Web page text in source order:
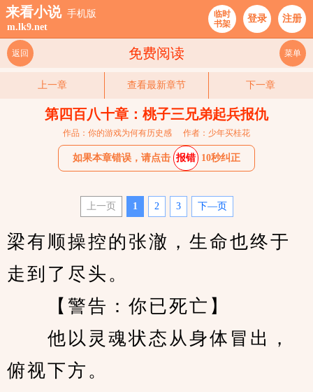
来看小说 手机版
m.lk9.net
临时
书架
登录 注册
免费阅读
返回 菜单
上一章 查看最新章节 下一章
第四百八十章：桃子三兄弟起兵报仇
作品：你的游戏为何有历史感 作者：少年买桂花
如果本章错误，请点击 报错 10秒纠正
上一页 1 2 3 下—页
梁有顺操控的张澈，生命也终于
走到了尽头。
【警告：你已死亡】
他以灵魂状态从身体冒出，
俯视下方。